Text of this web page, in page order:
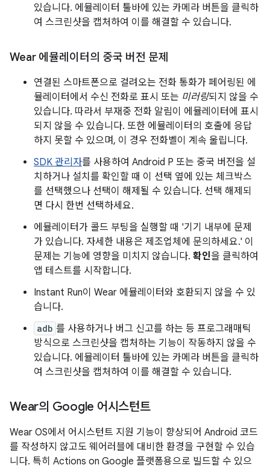
있습니다. 에뮬레이터 툴바에 있는 카메라 버튼을 클릭하
여 스크린샷을 캡처하여 이를 해결할 수 있습니다.
Wear 에뮬레이터의 중국 버전 문제
연결된 스마트폰으로 걸려오는 전화 통화가 페어링된 에
뮬레이터에서 수신 전화로 표시 또는 미러링되지 않을 수
있습니다. 따라서 부재중 전화 알림이 에뮬레이터에 표시
되지 않을 수 있습니다. 또한 에뮬레이터의 호출에 응답
하지 못할 수 있으며, 이 경우 전화벨이 계속 울립니다.
SDK 관리자를 사용하여 Android P 또는 중국 버전을 설
치하거나 설치를 확인할 때 이 선택 옆에 있는 체크박스
를 선택했으나 선택이 해제될 수 있습니다. 선택 해제되
면 다시 한번 선택하세요.
에뮬레이터가 콜드 부팅을 실행할 때 '기기 내부에 문제
가 있습니다. 자세한 내용은 제조업체에 문의하세요.' 이
문제는 기능에 영향을 미치지 않습니다. 확인을 클릭하여
앱 테스트를 시작합니다.
Instant Run이 Wear 에뮬레이터와 호환되지 않을 수 있
습니다.
adb 를 사용하거나 버그 신고를 하는 등 프로그래매틱
방식으로 스크린샷을 캡처하는 기능이 작동하지 않을 수
있습니다. 에뮬레이터 툴바에 있는 카메라 버튼을 클릭하
여 스크린샷을 캡처하여 이를 해결할 수 있습니다.
Wear의 Google 어시스턴트
Wear OS에서 어시스턴트 지원 기능이 향상되어 Android 코드
를 작성하지 않고도 웨어러블에 대비한 환경을 구현할 수 있습
니다. 특히 Actions on Google 플랫폼용으로 빌드할 수 있으